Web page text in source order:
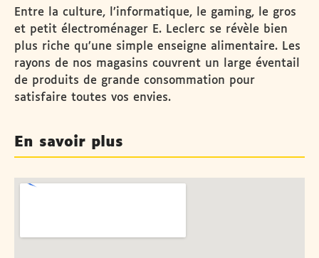
Entre la culture, l’informatique, le gaming, le gros
et petit électroménager E. Leclerc se révèle bien
plus riche qu’une simple enseigne alimentaire. Les
rayons de nos magasins couvrent un large éventail
de produits de grande consommation pour
satisfaire toutes vos envies.
En savoir plus